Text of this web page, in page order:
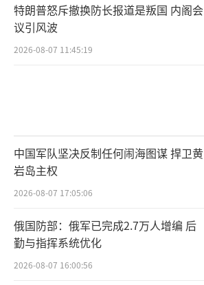
特朗普怒斥撤换防长报道是叛国 内阁会
议引风波
2026-08-07 11:45:19
中国军队坚决反制任何闹海图谋 捍卫黄
岩岛主权
2026-08-07 17:05:06
俄国防部：俄军已完成2.7万人增编 后
勤与指挥系统优化
2026-08-07 16:00:56